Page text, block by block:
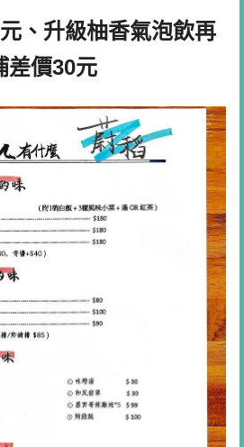
、升級柚香氣泡飲再
差價30元